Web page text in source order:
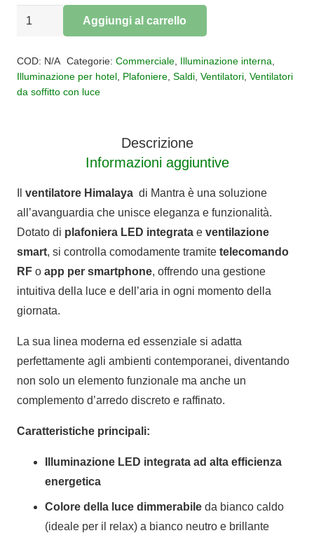
Ventilatore
Himalaya
led
70w
Aggiungi al carrello
COD: N/A Categorie: Commerciale, Illuminazione interna
Illuminazione per hotel Plafoniere Saldi Ventilatori Ventilatori
da soffitto con luce
Descrizione
Informazioni aggiuntive
ventilatore Himalaya di Mantra è una soluzione
all’avanguardia che unisce eleganza e funzionalità.
Dotato di plafoniera LED integrata e ventilazione
smart, si controlla comodamente tramite telecomando
RF o app per smartphone, offrendo una gestione
intuitiva della luce e dell’aria in ogni momento della
giornata.
La sua linea moderna ed essenziale si adatta
perfettamente agli ambienti contemporanei, diventando
non solo un elemento funzionale ma anche un
complemento d’arredo discreto e raffinato.
Caratteristiche principali:
Illuminazione LED integrata ad alta efficienza
energetica
Colore della luce dimmerabile da bianco caldo
(ideale per il relax) a bianco neutro e brillante